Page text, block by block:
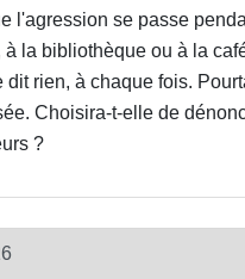
l'agression se passe
à la bibliothèque ou à la
dit rien, à chaque fois.
Choisira-t-elle de
?